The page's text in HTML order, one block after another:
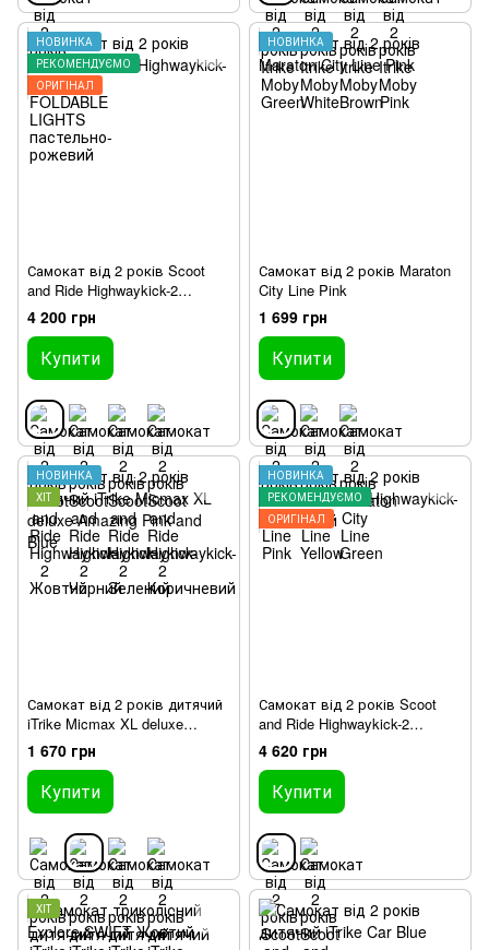
НОВИНКА
РЕКОМЕНДУЄМО
ОРИГІНАЛ
Самокат від 2 років Scoot
and Ride Highwaykick-2
Жовтий
4 200 грн
Купити
НОВИНКА
Самокат від 2 років Maraton
City Line Pink
1 699 грн
Купити
НОВИНКА
ХІТ
Самокат від 2 років дитячий
iTrike Micmax XL deluxe
Amazing Pink and Blue
1 670 грн
Купити
НОВИНКА
РЕКОМЕНДУЄМО
ОРИГІНАЛ
Самокат від 2 років Scoot
and Ride Highwaykick-2
Рожевий
4 620 грн
Купити
ХІТ